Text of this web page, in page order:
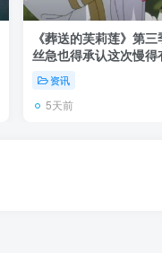
《葬送的芙莉莲》第
丝急也得承认这次慢得
资讯
5天前